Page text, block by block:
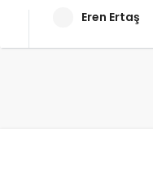
Eren Ertaş